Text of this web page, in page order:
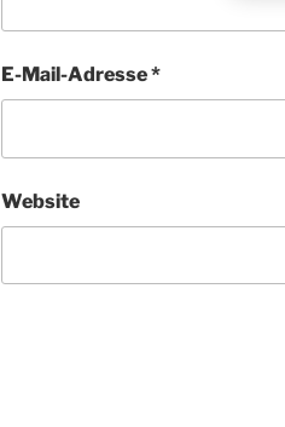
E-Mail-Adresse*
Website